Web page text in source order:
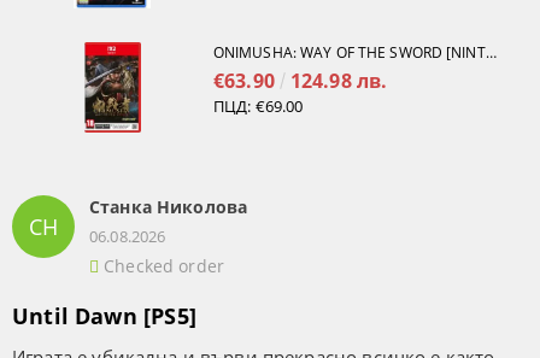
ONIMUSHA: WAY OF THE SWORD [NINTENDO SWITCH 2]
€63.90 124.98 лв.
ПЦД: €69.00
СН
Станка Николова
06.08.2026
Checked order
Until Dawn [PS5]